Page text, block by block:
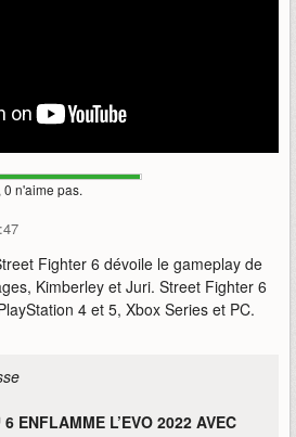
0 n'aime pas.
Fighter 6 dévoile le gameplay de
Kimberley et Juri. Street Fighter 6
4 et 5, Xbox Series et PC.
ENFLAMME L’EVO 2022 AVEC